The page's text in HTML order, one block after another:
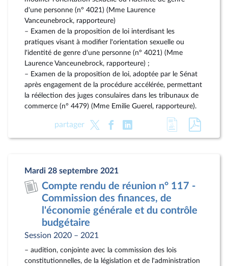
d'une personne (n° 4021) (Mme Laurence
Vanceunebrock, rapporteure)
– Examen de la proposition de loi interdisant les
pratiques visant à modifier l'orientation sexuelle ou
l'identité de genre d'une personne (n° 4021) (Mme
Laurence Vanceunebrock, rapporteure) ;
– Examen de la proposition de loi, adoptée par le Sénat
après engagement de la procédure accélérée, permettant
la réélection des juges consulaires dans les tribunaux de
commerce (n° 4479) (Mme Emilie Guerel, rapporteure).
partager
Accéder
à
document
au
pdf
Mardi 28 septembre 2021
Compte rendu de réunion n° 117 -
Commission des finances, de
l'économie générale et du contrôle
budgétaire
Session 2020 – 2021
– audition, conjointe avec la commission des lois
constitutionnelles, de la législation et de l'administration